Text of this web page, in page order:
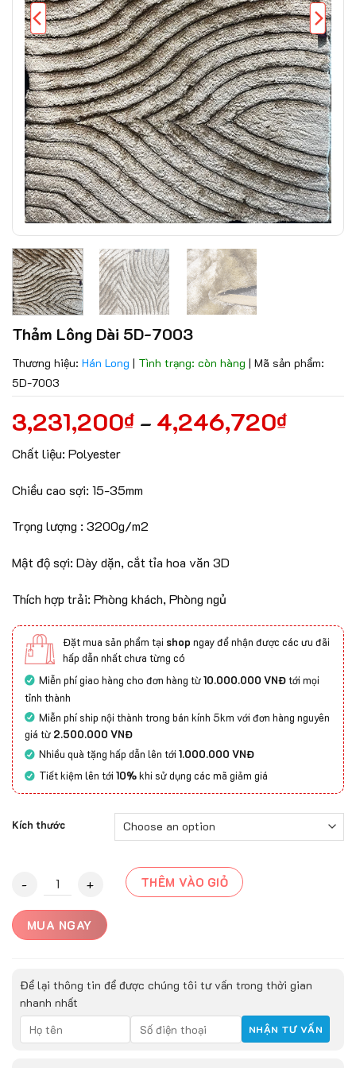
Thảm Lông Dài 5D-7003
Thương hiệu: Hán Long | Tình trạng: còn hàng | Mã sản phẩm:
5D-7003
3,231,200₫ – 4,246,720₫
Chất liệu: Polyester
Chiều cao sợi: 15-35mm
Trọng lượng : 3200g/m2
Mật độ sợi: Dày dặn, cắt tỉa hoa văn 3D
Thích hợp trải: Phòng khách, Phòng ngủ
Đặt mua sản phẩm tại shop ngay để nhận được các ưu đãi
hấp dẫn nhất chưa từng có
Miễn phí giao hàng cho đơn hàng từ10.000.000 VNĐtới mọi
tỉnh thành
Miễn phí ship nội thành trong bán kính 5km với đơn hàng nguyên
giá từ 2.500.000 VNĐ
Nhiều quà tặng hấp dẫn lên tới1.000.000 VNĐ
Tiết kiệm lên tới10%khi sử dụng các mã giảm giá
Kích thước
Thảm Lông Dài 5D-7003 quantity
THÊM VÀO GIỎ
MUA NGAY
Để lại thông tin để được chúng tôi tư vấn trong thời gian
nhanh nhất